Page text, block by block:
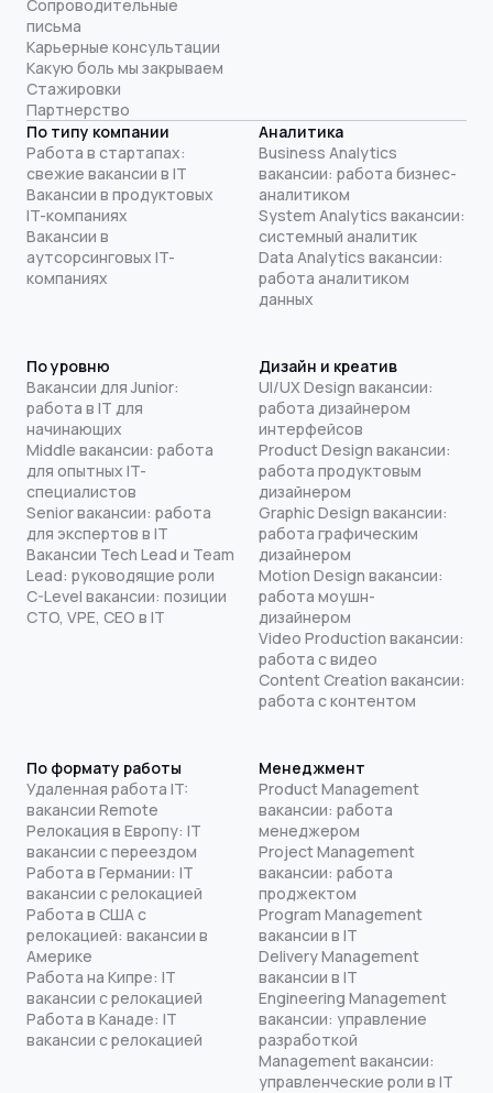
Сопроводительные
письма
Карьерные консультации
Какую боль мы закрываем
Стажировки
Партнерство
По типу компании
Работа в стартапах:
свежие вакансии в IT
Вакансии в продуктовых
IT-компаниях
Вакансии в
аутсорсинговых IT-
компаниях
Аналитика
Business Analytics
вакансии: работа бизнес-
аналитиком
System Analytics вакансии:
системный аналитик
Data Analytics вакансии:
работа аналитиком
данных
По уровню
Вакансии для Junior:
работа в IT для
начинающих
Middle вакансии: работа
для опытных IT-
специалистов
Senior вакансии: работа
для экспертов в IT
Вакансии Tech Lead и Team
Lead: руководящие роли
C-Level вакансии: позиции
CTO, VPE, CEO в IT
Дизайн и креатив
UI/UX Design вакансии:
работа дизайнером
интерфейсов
Product Design вакансии:
работа продуктовым
дизайнером
Graphic Design вакансии:
работа графическим
дизайнером
Motion Design вакансии:
работа моушн-
дизайнером
Video Production вакансии:
работа с видео
Content Creation вакансии:
работа с контентом
По формату работы
Удаленная работа IT:
вакансии Remote
Релокация в Европу: IT
вакансии с переездом
Работа в Германии: IT
вакансии с релокацией
Работа в США с
релокацией: вакансии в
Америке
Работа на Кипре: IT
вакансии с релокацией
Работа в Канаде: IT
вакансии с релокацией
Менеджмент
Product Management
вакансии: работа
менеджером
Project Management
вакансии: работа
проджектом
Program Management
вакансии в IT
Delivery Management
вакансии в IT
Engineering Management
вакансии: управление
разработкой
Management вакансии:
управленческие роли в IT